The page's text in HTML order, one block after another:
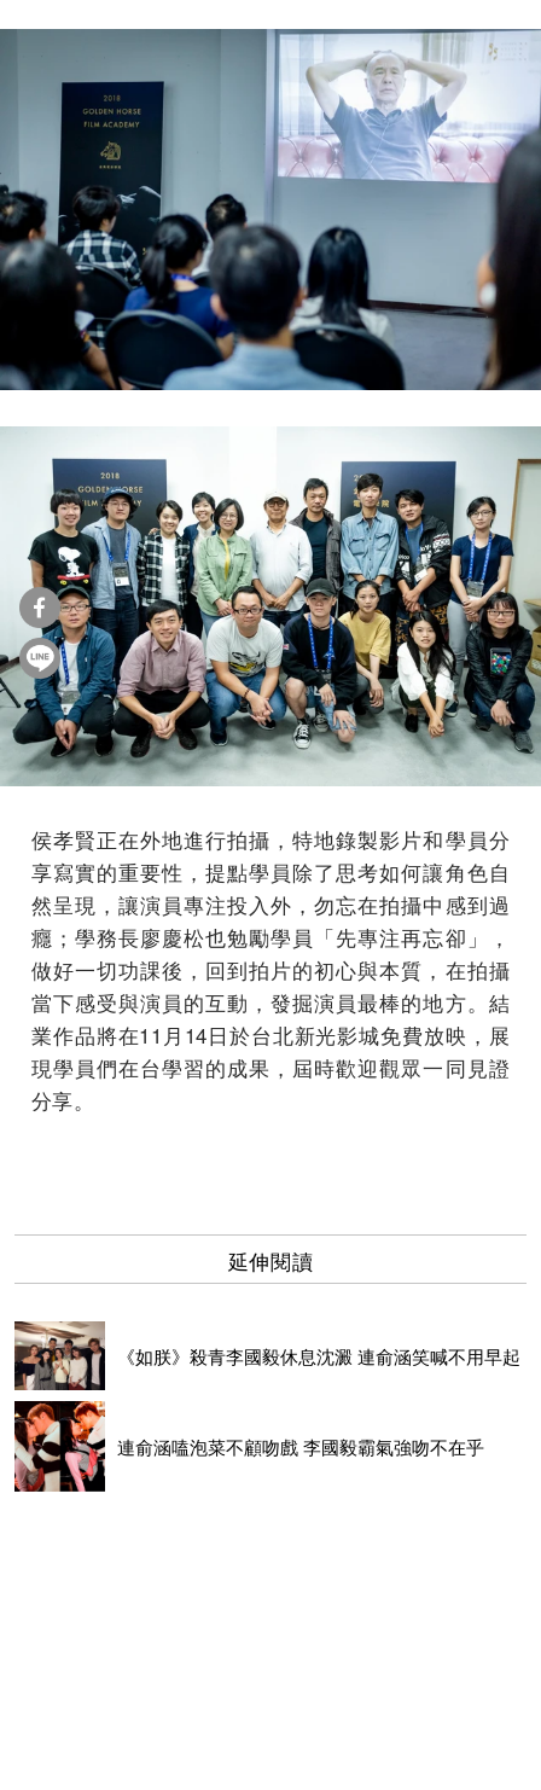
侯孝賢正在外地進行拍攝，特地錄製影片和學員分
享寫實的重要性，提點學員除了思考如何讓角色自
然呈現，讓演員專注投入外，勿忘在拍攝中感到過
癮；學務長廖慶松也勉勵學員「先專注再忘卻」，
做好一切功課後，回到拍片的初心與本質，在拍攝
當下感受與演員的互動，發掘演員最棒的地方。結
業作品將在11月14日於台北新光影城免費放映，展
現學員們在台學習的成果，屆時歡迎觀眾一同見證
分享。
延伸閱讀
《如朕》殺青李國毅休息沈澱 連俞涵笑喊不用早起
連俞涵嗑泡菜不顧吻戲 李國毅霸氣強吻不在乎